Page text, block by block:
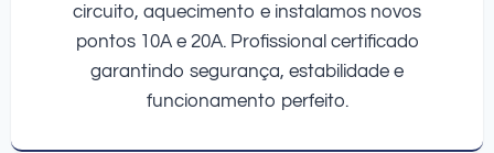
circuito, aquecimento e instalamos novos
pontos 10A e 20A. Profissional certificado
garantindo segurança, estabilidade e
funcionamento perfeito.